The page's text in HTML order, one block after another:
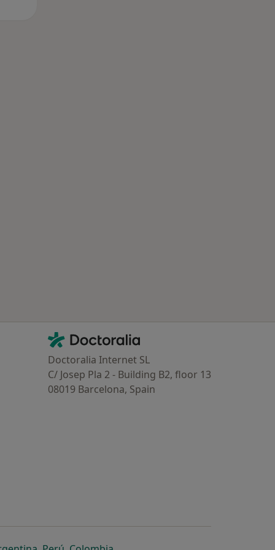
Contacto
Doctoralia - Homepage
Doctoralia Internet SL
C/ Josep Pla 2 - Building B2, floor 13
08019 Barcelona, Spain